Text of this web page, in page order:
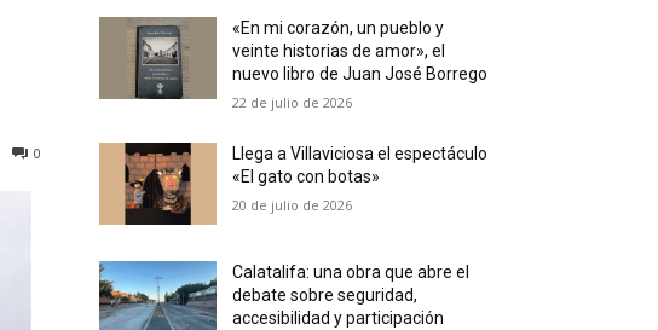
0
«En mi corazón, un pueblo y
veinte historias de amor», el
nuevo libro de Juan José Borrego
22 de julio de 2026
Llega a Villaviciosa el espectáculo
«El gato con botas»
20 de julio de 2026
Calatalifa: una obra que abre el
debate sobre seguridad,
accesibilidad y participación